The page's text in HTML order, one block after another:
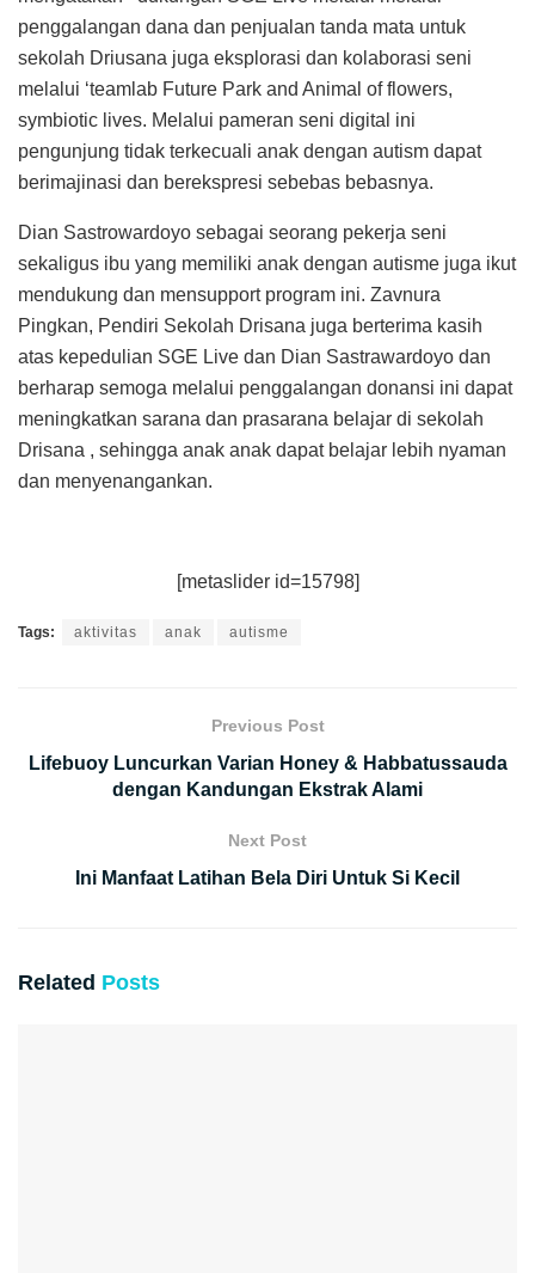
penggalangan dana dan penjualan tanda mata untuk
sekolah Driusana juga eksplorasi dan kolaborasi seni
melalui ‘teamlab Future Park and Animal of flowers,
symbiotic lives. Melalui pameran seni digital ini
pengunjung tidak terkecuali anak dengan autism dapat
berimajinasi dan berekspresi sebebas bebasnya.
Dian Sastrowardoyo sebagai seorang pekerja seni
sekaligus ibu yang memiliki anak dengan autisme juga ikut
mendukung dan mensupport program ini. Zavnura
Pingkan, Pendiri Sekolah Drisana juga berterima kasih
atas kepedulian SGE Live dan Dian Sastrawardoyo dan
berharap semoga melalui penggalangan donansi ini dapat
meningkatkan sarana dan prasarana belajar di sekolah
Drisana , sehingga anak anak dapat belajar lebih nyaman
dan menyenangankan.
[metaslider id=15798]
Tags: aktivitas anak autisme
Previous Post
Lifebuoy Luncurkan Varian Honey & Habbatussauda
dengan Kandungan Ekstrak Alami
Next Post
Ini Manfaat Latihan Bela Diri Untuk Si Kecil
Related Posts